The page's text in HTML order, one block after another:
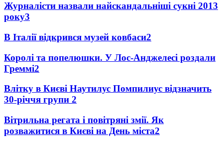
Журналісти назвали найскандальніші сукні 2013
року3
В Італії відкрився музей ковбаси2
Королі та попелюшки. У Лос-Анджелесі роздали
Греммі2
Влітку в Києві Наутилус Помпилиус відзначить
30-річчя групи 2
Вітрильна регата і повітряні змії. Як
розважитися в Києві на День міста2